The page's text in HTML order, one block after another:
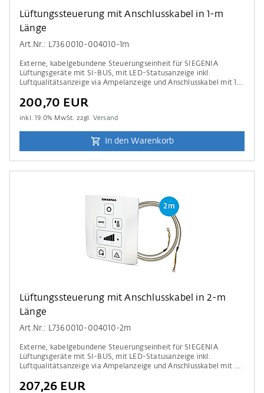
Lüftungssteuerung mit Anschlusskabel in 1-m
Länge
Art.Nr.: L7360010-004010-1m
Externe, kabelgebundene Steuerungseinheit für SIEGENIA
Lüftungsgeräte mit SI-BUS, mit LED-Statusanzeige inkl.
Luftqualitätsanzeige via Ampelanzeige und Anschlusskabel mit 1-
200,70 EUR
inkl.19.0% MwSt. zzgl. Versand
In den Warenkorb
Lüftungssteuerung mit Anschlusskabel in 2-m
Länge
Art.Nr.: L7360010-004010-2m
Externe, kabelgebundene Steuerungseinheit für SIEGENIA
Lüftungsgeräte mit SI-BUS, mit LED-Statusanzeige inkl.
Luftqualitätsanzeige via Ampelanzeige und Anschlusskabel mit 2-
207,26 EUR